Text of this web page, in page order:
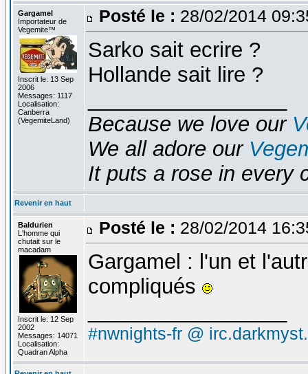
Gargamel
Importateur de
Vegemite™
Inscrit le: 13 Sep
2006
Messages: 1117
Localisation:
Canberra
(VegemiteLand)
Posté le : 28/02/2014
Sarko sait ecrire ?
Hollande sait lire ?
Because we love our
We all adore our
It puts a rose in every
Revenir en haut
Baldurien
L'homme qui
chutait sur le
macadam
Inscrit le: 12 Sep
2002
Messages: 14071
Localisation:
Quadran Alpha
Posté le : 28/02/2014
Gargamel : l'un et
compliqués
#nwnights-fr @